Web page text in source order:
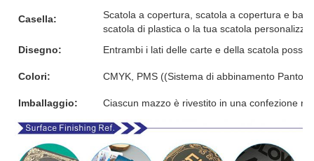
Casella:
Scatola a copertura, scatola a copertura e
scatola di plastica o la tua scatola
Disegno:
Entrambi i lati delle carte e della scatola
Colori: CMYK, PMS ((Sistema di abbinamento
Imballaggio: Ciascun mazzo è rivestito in una confezione